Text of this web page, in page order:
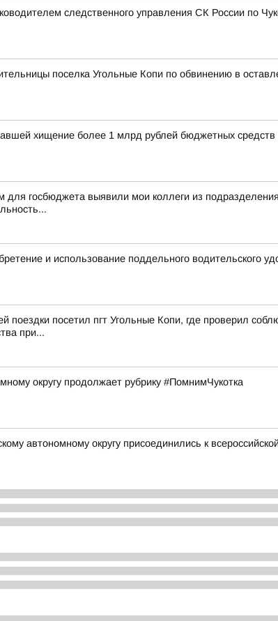
следственного управления СК России по
поселка Угольные Копи по обвинению в
хищение более 1 млрд рублей бюджетных средств
госбюджета выявили мои коллеги из подразделения
и использование поддельного водительского
поездки посетил пгт Угольные Копи, где проверил
при...
округу продолжает рубрику #ПомнимЧукотка
автономному округу присоединились к